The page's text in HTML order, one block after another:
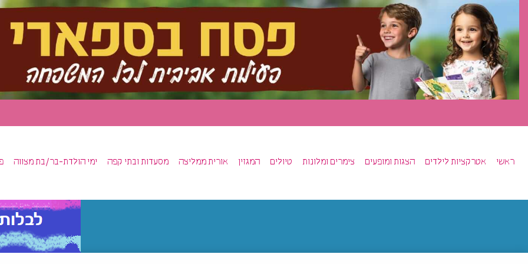
ראשי אטרקציות לילדים הצגות ומופעים צימרים ומלונות טיולים המגזין אורית ממליצה מסעדות ובתי קפה ימי הולדת-בר/בת מצווה